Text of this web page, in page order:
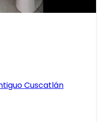
Cuscatlán